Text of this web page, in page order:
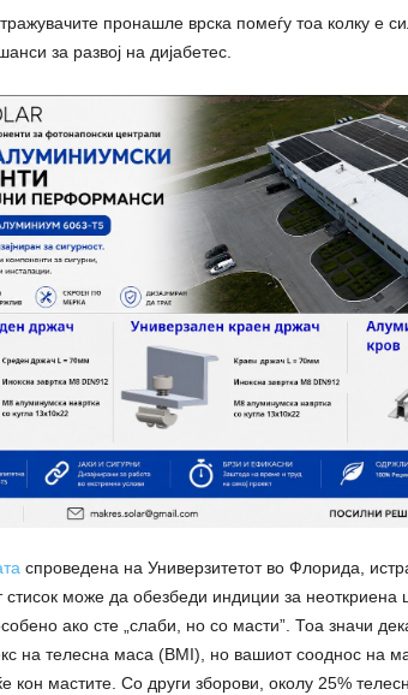
пронашле врска помеѓу тоа колку е
за развој на дијабетес.
спроведена на Универзитетот во Флорида,
може да обезбеди индиции за неоткриена
ако сте „слаби, но со масти”. Тоа значи
на телесна маса (BMI), но вашиот сооднос на
кон мастите. Со други зборови, околу 25%